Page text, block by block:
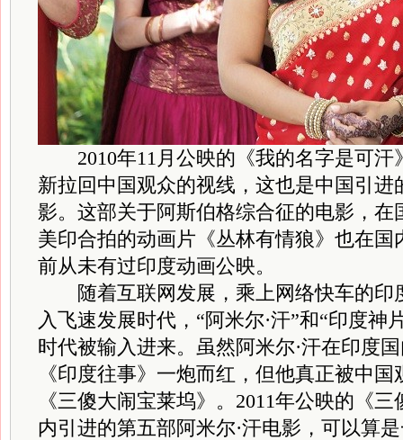
2010年11月公映的《我的名字是可汗
新拉回中国观众的视线，这也是中国引进
影。这部关于阿斯伯格综合征的电影，在
美印合拍的动画片《丛林有情狼》也在国
前从未有过印度动画公映。
随着互联网发展，乘上网络快车的印
入飞速发展时代，“阿米尔·汗”和“印度神
时代被输入进来。虽然阿米尔·汗在印度
《印度往事》一炮而红，但他真正被中
《三傻大闹宝莱坞》。2011年公映的《
内引进的第五部阿米尔·汗电影，可以算